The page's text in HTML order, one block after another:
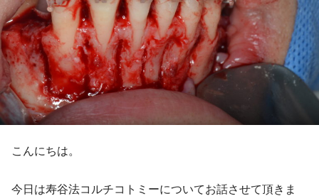
こんにちは。
今日は寿谷法コルチコトミーについてお話させて頂きま